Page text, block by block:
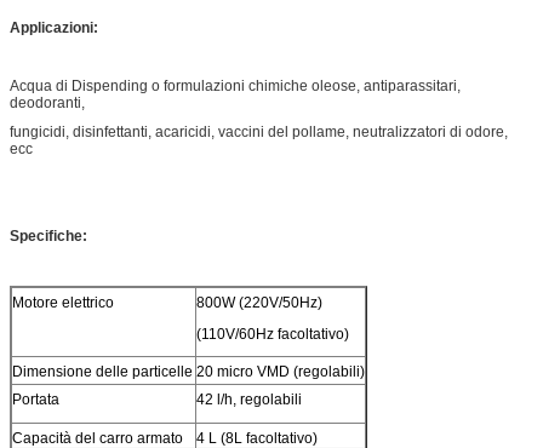
Applicazioni:
Acqua di Dispending o formulazioni chimiche oleose, antiparassitari,
deodoranti,
fungicidi, disinfettanti, acaricidi, vaccini del pollame, neutralizzatori di odore,
ecc
Specifiche:
Motore elettrico
800W (220V/50Hz)
(110V/60Hz facoltativo)
Dimensione delle particelle 20 micro VMD (regolabili)
Portata
42 l/h, regolabili
Capacità del carro armato
4 L (8L facoltativo)